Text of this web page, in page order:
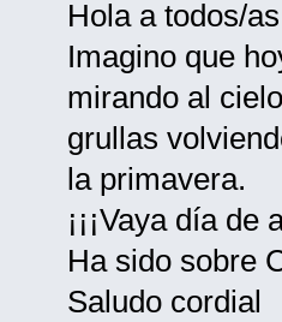
Hola a todos/
Imagino que
mirando al
grullas
la primavera.
¡¡¡Vaya día
Ha sido sobre
Saludo cordial